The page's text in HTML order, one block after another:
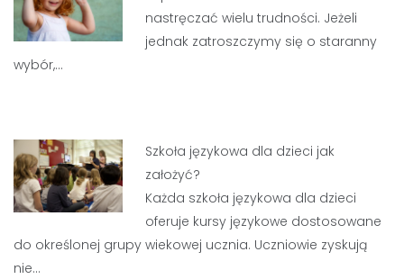
nastręczać wielu trudności. Jeżeli
jednak zatroszczymy się o staranny
wybór,…
Szkoła językowa dla dzieci jak
założyć?
Każda szkoła językowa dla dzieci
oferuje kursy językowe dostosowane
do określonej grupy wiekowej ucznia. Uczniowie zyskują
nie…